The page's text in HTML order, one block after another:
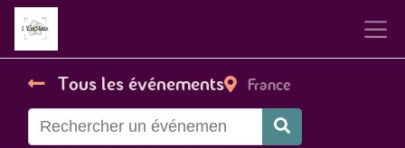
Tous les événements France